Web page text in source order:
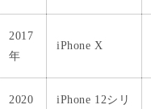
2017
年
iPhone X
2020
iPhone 12シリ